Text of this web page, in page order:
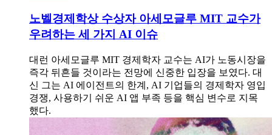
노벨경제학상 수상자 아세모글루 MIT 교수가
우려하는 세 가지 AI 이슈
대런 아세모글루 MIT 경제학자 교수는 AI가 노동시장을
즉각 뒤흔들 것이라는 전망에 신중한 입장을 보였다. 대
신 그는 AI 에이전트의 한계, AI 기업들의 경제학자 영입
경쟁, 사용하기 쉬운 AI 앱 부족 등을 핵심 변수로 지목
했다.